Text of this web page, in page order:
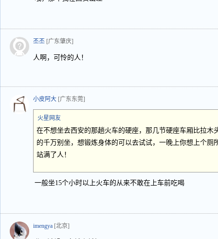
丕丕 [广东肇庆]
人啊，可怜的人！
小皮阿大 [广东东莞]
火星网友
在不想坐去西安的那趟火车的硬座，那几节硬座车厢比拉木
的千万别坐，想锻炼身体的可以去试试，一晚上你想上个厕
站满了人！
一般坐15个小时以上火车的从来不敢在上车前吃喝
imengya [北京]